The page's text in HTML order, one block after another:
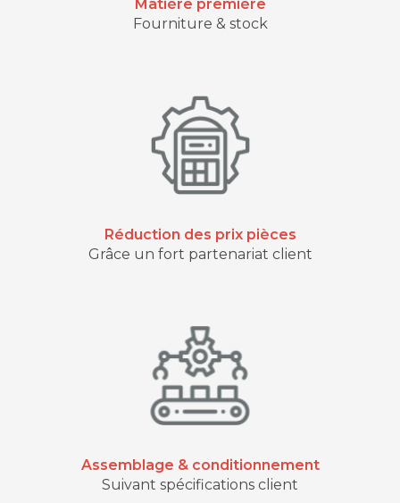
Matière première
Fourniture & stock
Réduction des prix pièces
Grâce un fort partenariat client
Assemblage & conditionnement
Suivant spécifications client